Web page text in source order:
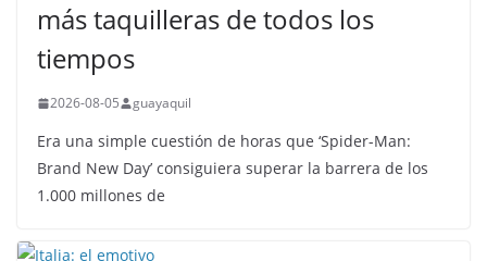
más taquilleras de todos los
tiempos
2026-08-05 guayaquil
Era una simple cuestión de horas que ‘Spider-Man:
Brand New Day’ consiguiera superar la barrera de los
1.000 millones de